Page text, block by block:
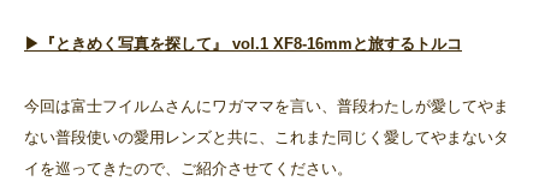
▶︎『ときめく写真を探して』 vol.1 XF8-16mmと旅するトルコ
今回は富士フイルムさんにワガママを言い、普段わたしが愛してやま
ない普段使いの愛用レンズと共に、これまた同じく愛してやまないタ
イを巡ってきたので、ご紹介させてください。